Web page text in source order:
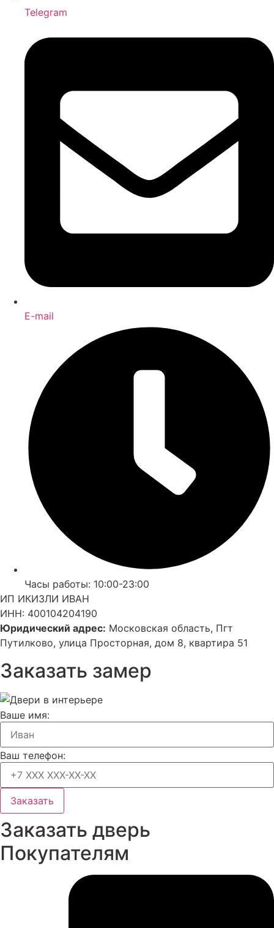
Telegram
E-mail
Часы работы: 10:00-23:00
ИП ИКИЗЛИ ИВАН
ИНН: 400104204190
Юридический адрес: Московская область, Пгт
Путилково, улица Просторная, дом 8, квартира 51
Заказать замер
Ваше имя:
Ваш телефон:
Заказать
Заказать дверь
Покупателям